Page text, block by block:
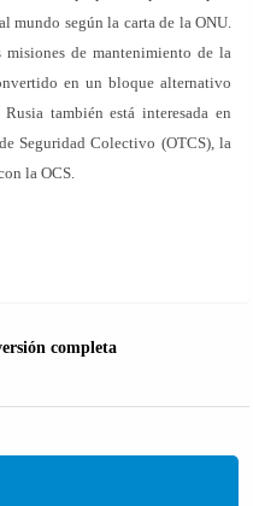
mundo según la carta de la ONU.
de mantenimiento de la
en un bloque alternativo
también está interesada en
Seguridad Colectivo (OTCS), la
la OCS.
completa